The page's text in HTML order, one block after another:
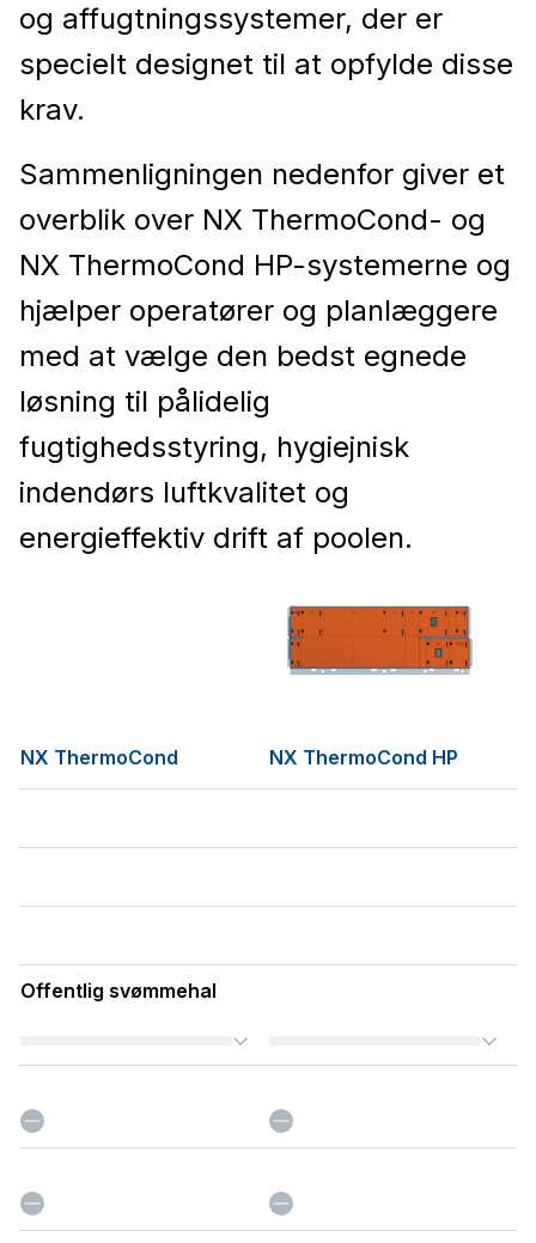
og affugtningssystemer, der er
specielt designet til at opfylde disse
krav.
Sammenligningen nedenfor giver et
overblik over NX ThermoCond- og
NX ThermoCond HP-systemerne og
hjælper operatører og planlæggere
med at vælge den bedst egnede
løsning til pålidelig
fugtighedsstyring, hygiejnisk
indendørs luftkvalitet og
energieffektiv drift af poolen.
NX ThermoCond NX ThermoCond HP
Offentlig svømmehal